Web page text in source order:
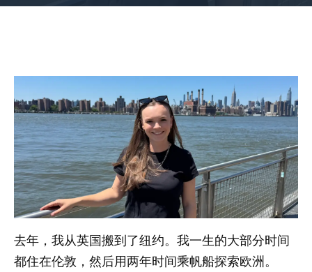
去年，我从英国搬到了纽约。我一生的大部分时间
都住在伦敦，然后用两年时间乘帆船探索欧洲。